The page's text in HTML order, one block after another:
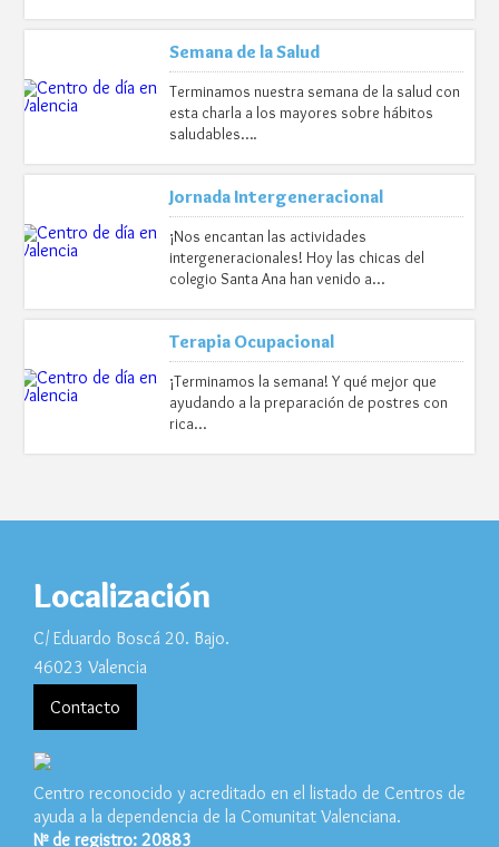
Semana de la Salud
Terminamos nuestra semana de la salud con
esta charla a los mayores sobre hábitos
saludables….
Jornada Intergeneracional
¡Nos encantan las actividades
intergeneracionales! Hoy las chicas del
colegio Santa Ana han venido a…
Terapia Ocupacional
¡Terminamos la semana! Y qué mejor que
ayudando a la preparación de postres con
rica…
Localización
C/ Eduardo Boscá 20. Bajo.
46023 Valencia
Contacto
Centro reconocido y acreditado en el listado de Centros de
ayuda a la dependencia de la Comunitat Valenciana.
Nº de registro: 20883